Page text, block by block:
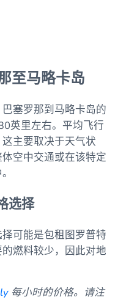
至马略卡岛
塞罗那到马略卡岛的
英里左右。平均飞行
主要取决于天气状
空中交通或在该特定
选择
可能是包租图罗普特
燃料较少，因此对地
每小时的价格。请注